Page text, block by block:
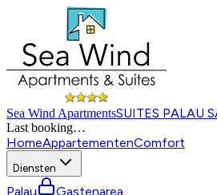
Sea Wind ApartmentsSUITES PALAU
Last booking…
HomeAppartementenComfort
Diensten
Palau Gastenarea